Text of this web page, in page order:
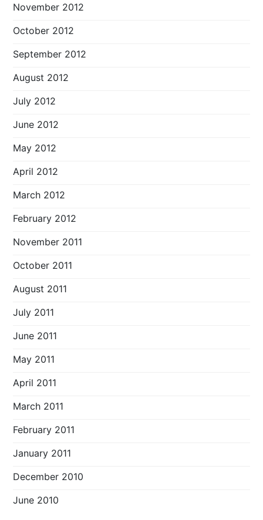
November 2012
October 2012
September 2012
August 2012
July 2012
June 2012
May 2012
April 2012
March 2012
February 2012
November 2011
October 2011
August 2011
July 2011
June 2011
May 2011
April 2011
March 2011
February 2011
January 2011
December 2010
June 2010